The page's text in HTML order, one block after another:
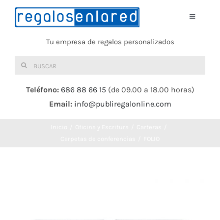
Saltar
Toggle
Tu empresa de regalos personalizados
Buscar:
Teléfono: 686 88 66 15 (de 09.00 a 18.00 horas)
Email: info@publiregalonline.com